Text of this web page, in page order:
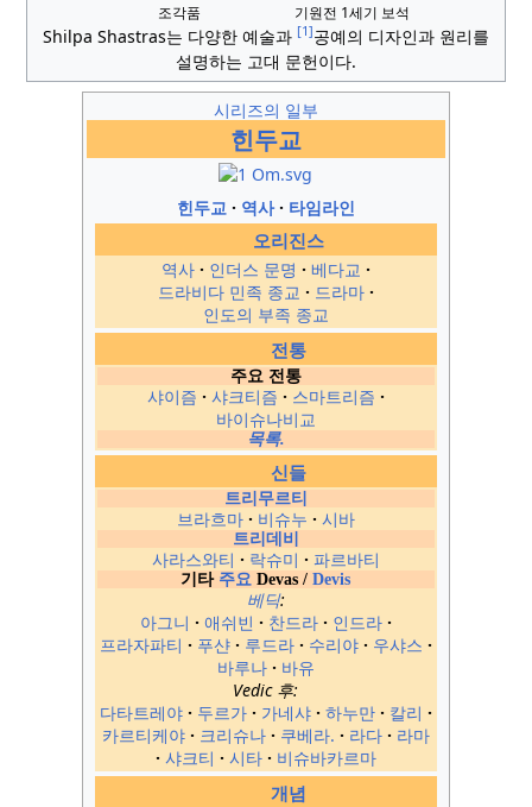
조각품 기원전 1세기 보석
Shilpa Shastras는 다양한 예술과 [1]공예의 디자인과 원리를
설명하는 고대 문헌이다.
시리즈의 일부
힌두교
힌두교 역사 타임라인
오리진스
역사 인더스 문명
베다교
드라비다 민족 종교
드라마
인도의 부족 종교
전통
주요 전통
샤이즘 샤크티즘
스마트리즘
바이슈나비교
목록.
신들
트리무르티
브라흐마 비슈누 시바
트리데비
사라스와티 락슈미 파르바티
기타 주요 Devas /Devis
베딕:
아그니
애쉬빈 찬드라
인드라
프라자파티
푸샨 루드라 수리야
우샤스
바루나
바유
Vedic 후:
다타트레야
두르가 가네샤 하누만
칼리
카르티케야
크리슈나 쿠베라. 라다
라마
샤크티
시타 비슈바카르마
개념